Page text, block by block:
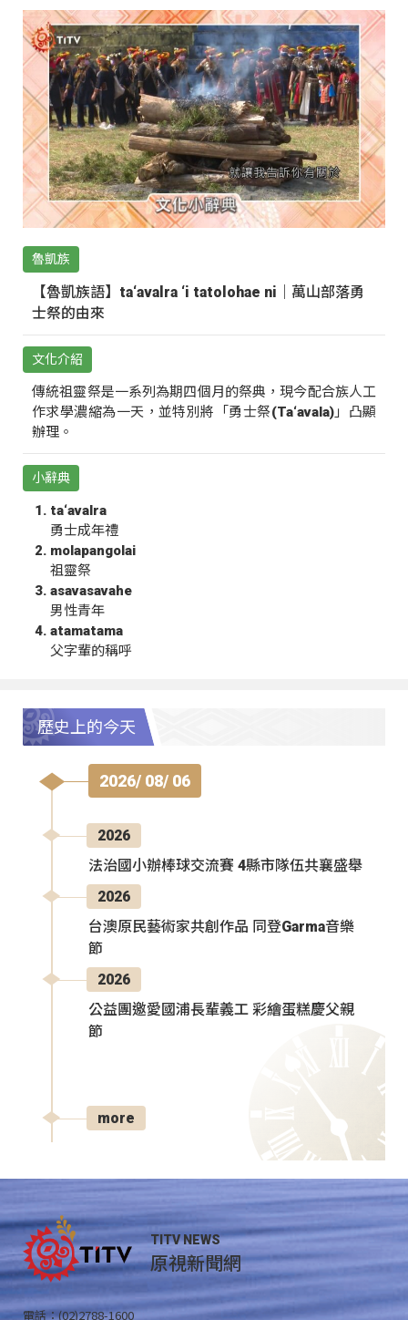
魯凱族
【魯凱族語】ta‘avalra ‘i tatolohae ni｜萬山部落勇
士祭的由來
文化介紹
傳統祖靈祭是一系列為期四個月的祭典，現今配合族人工
作求學濃縮為一天，並特別將「勇士祭(Ta‘avala)」凸顯
辦理。
小辭典
ta‘avalra
勇士成年禮
molapangolai
祖靈祭
asavasavahe
男性青年
atamatama
父字輩的稱呼
歷史上的今天
2026/ 08/ 06
2026
法治國小辦棒球交流賽 4縣市隊伍共襄盛舉
2026
台澳原民藝術家共創作品 同登Garma音樂
節
2026
公益團邀愛國浦長輩義工 彩繪蛋糕慶父親
節
more
TITV NEWS
原視新聞網
電話：(02)2788-1600